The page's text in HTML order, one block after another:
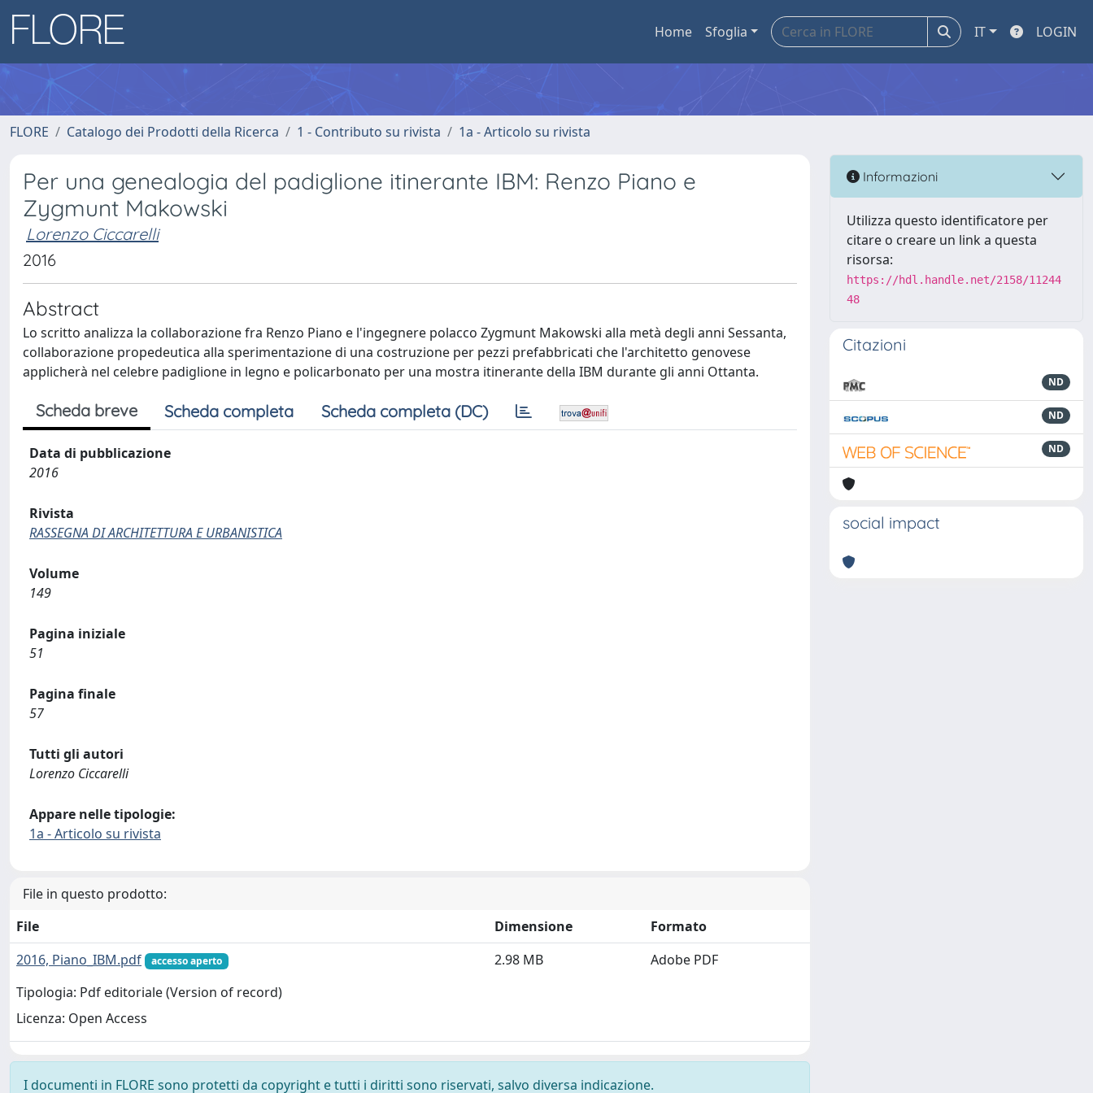
Home Sfoglia IT LOGIN
FLORE Catalogo dei Prodotti della Ricerca 1 - Contributo su rivista 1a - Articolo su rivista
Per una genealogia del padiglione itinerante IBM: Renzo Piano e
Zygmunt Makowski
Lorenzo Ciccarelli
2016
Abstract
Lo scritto analizza la collaborazione fra Renzo Piano e l'ingegnere polacco Zygmunt Makowski alla metà degli anni Sessanta,
collaborazione propedeutica alla sperimentazione di una costruzione per pezzi prefabbricati che l'architetto genovese
applicherà nel celebre padiglione in legno e policarbonato per una mostra itinerante della IBM durante gli anni Ottanta.
Scheda breve Scheda completa Scheda completa (DC)
Data di pubblicazione
2016
Rivista
RASSEGNA DI ARCHITETTURA E URBANISTICA
Volume
149
Pagina iniziale
51
Pagina finale
57
Tutti gli autori
Lorenzo Ciccarelli
Appare nelle tipologie:
1a - Articolo su rivista
File in questo prodotto:
File
Dimensione
Formato
2016, Piano_IBM.pdf
accesso aperto
Tipologia: Pdf editoriale (Version of record)
Licenza: Open Access
2.98 MB Adobe PDF
I documenti in FLORE sono protetti da copyright e tutti i diritti sono riservati, salvo diversa indicazione.
Informazioni
Utilizza questo identificatore per
citare o creare un link a questa
risorsa:
https://hdl.handle.net/2158/11244
48
Citazioni
ND
ND
ND
social impact